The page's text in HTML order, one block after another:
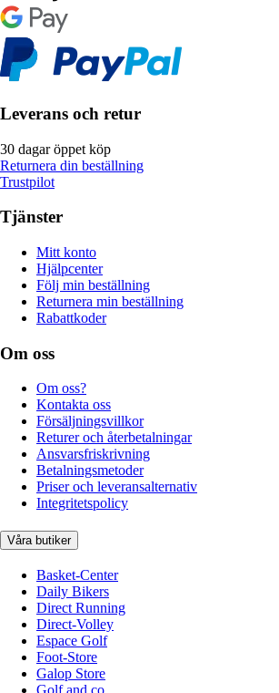
Leverans och retur
30 dagar öppet köp
Returnera din beställning
Trustpilot
Tjänster
Mitt konto
Hjälpcenter
Följ min beställning
Returnera min beställning
Rabattkoder
Om oss
Om oss?
Kontakta oss
Försäljningsvillkor
Returer och återbetalningar
Ansvarsfriskrivning
Betalningsmetoder
Priser och leveransalternativ
Integritetspolicy
Våra butiker
Basket-Center
Daily Bikers
Direct Running
Direct-Volley
Espace Golf
Foot-Store
Galop Store
Golf and co